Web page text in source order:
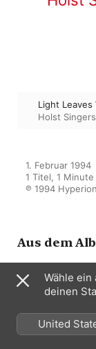
Light Leaves
Holst Singers
1. Februar 1994
1 Titel, 1 Minute
℗ 1994
Aus dem
Wähle ein
deinen
United